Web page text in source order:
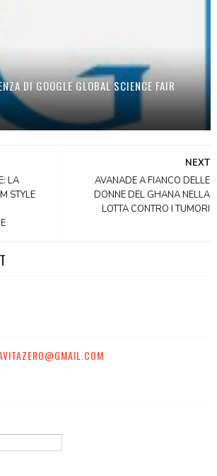
DI GOOGLE GLOBAL SCIENCE FAIR
NEXT
AVANADE A FIANCO DELLE
DONNE DEL GHANA NELLA
LOTTA CONTRO I TUMORI
LA
STYLE